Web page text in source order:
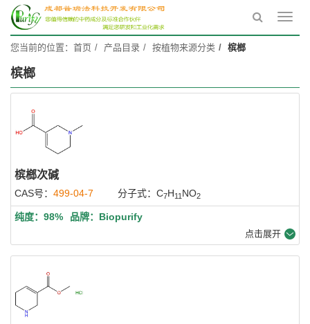
您当前的位置： 首页 产品目录 按植物来源分类 槟榔
槟榔
槟榔次碱
CAS号： 499-04-7 分子式：C7H11 NO2
纯度：98% 品牌：Biopurify
点击展开